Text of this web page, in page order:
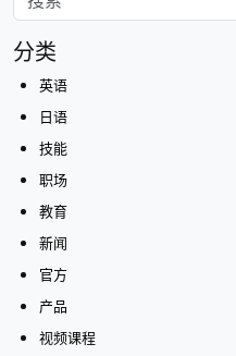
分类
英语
日语
技能
职场
教育
新闻
官方
产品
视频课程